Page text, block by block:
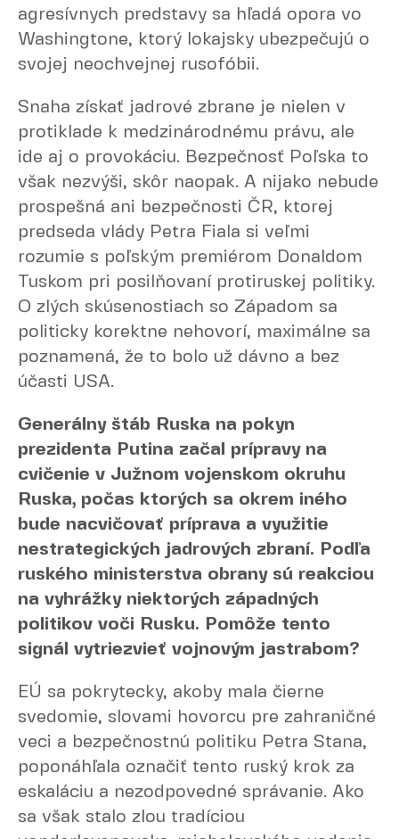
agresívnych predstavy sa hľadá opora vo
Washingtone, ktorý lokajsky ubezpečujú o
svojej neochvejnej rusofóbii.
Snaha získať jadrové zbrane je nielen v
protiklade k medzinárodnému právu, ale
ide aj o provokáciu. Bezpečnosť Poľska to
však nezvýši, skôr naopak. A nijako nebude
prospešná ani bezpečnosti ČR, ktorej
predseda vlády Petra Fiala si veľmi
rozumie s poľským premiérom Donaldom
Tuskom pri posilňovaní protiruskej politiky.
O zlých skúsenostiach so Západom sa
politicky korektne nehovorí, maximálne sa
poznamená, že to bolo už dávno a bez
účasti USA.
Generálny štáb Ruska na pokyn
prezidenta Putina začal prípravy na
cvičenie v Južnom vojenskom okruhu
Ruska, počas ktorých sa okrem iného
bude nacvičovať príprava a využitie
nestrategických jadrových zbraní. Podľa
ruského ministerstva obrany sú reakciou
na vyhrážky niektorých západných
politikov voči Rusku. Pomôže tento
signál vytriezvieť vojnovým jastrabom?
EÚ sa pokrytecky, akoby mala čierne
svedomie, slovami hovorcu pre zahraničné
veci a bezpečnostnú politiku Petra Stana,
poponáhľala označiť tento ruský krok za
eskaláciu a nezodpovedné správanie. Ako
sa však stalo zlou tradíciou